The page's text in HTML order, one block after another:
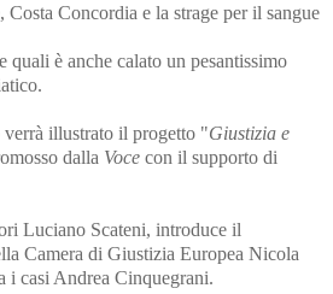
Concordia e la strage per il sangue
quali è anche calato un pesantissimo
illustrato il progetto "Giustizia e
dalla Voce con il supporto di
Luciano Scateni, introduce il
Camera di Giustizia Europea Nicola
i casi Andrea Cinquegrani.